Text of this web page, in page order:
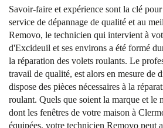
Savoir-faire et expérience sont la clé
service de dépannage de qualité et au
Removo, le technicien qui intervient à
d'Excideuil et ses environs a été formé
la réparation des volets roulants. Le
travail de qualité, est alors en mesure de
dispose des pièces nécessaires à la
roulant. Quels que soient la marque et le
dont les fenêtres de votre maison à
équipées, votre technicien Removo peut